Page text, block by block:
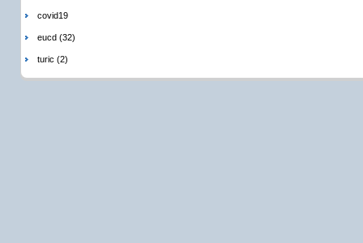
covid19
eucd (32)
turic (2)